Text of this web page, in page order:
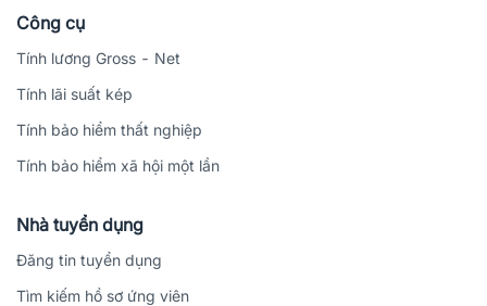
Công cụ
Tính lương Gross - Net
Tính lãi suất kép
Tính bảo hiểm thất nghiệp
Tính bảo hiểm xã hội một lần
Nhà tuyển dụng
Đăng tin tuyển dụng
Tìm kiếm hồ sơ ứng viên